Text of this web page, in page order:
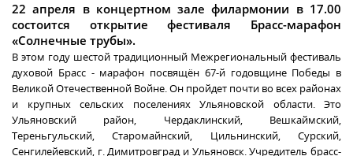
22 апреля в концертном зале филармонии в 17.00
состоится открытие фестиваля Брасс-марафон
«Солнечные трубы».
В этом году шестой традиционный Межрегиональный фестиваль
духовой Брасс - марафон посвящён 67-й годовщине Победы в
Великой Отечественной Войне. Он пройдет почти во всех районах
и крупных сельских поселениях Ульяновской области. Это
Ульяновский район, Чердаклинский, Вешкаймский,
Тереньгульский, Старомайнский, Цильнинский, Сурский,
Сенгилейевский, г. Димитровград и Ульяновск. Учредитель брасс-